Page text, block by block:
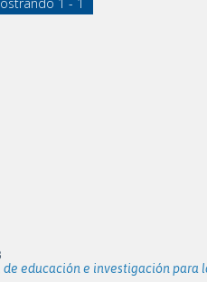
educación e investigación para